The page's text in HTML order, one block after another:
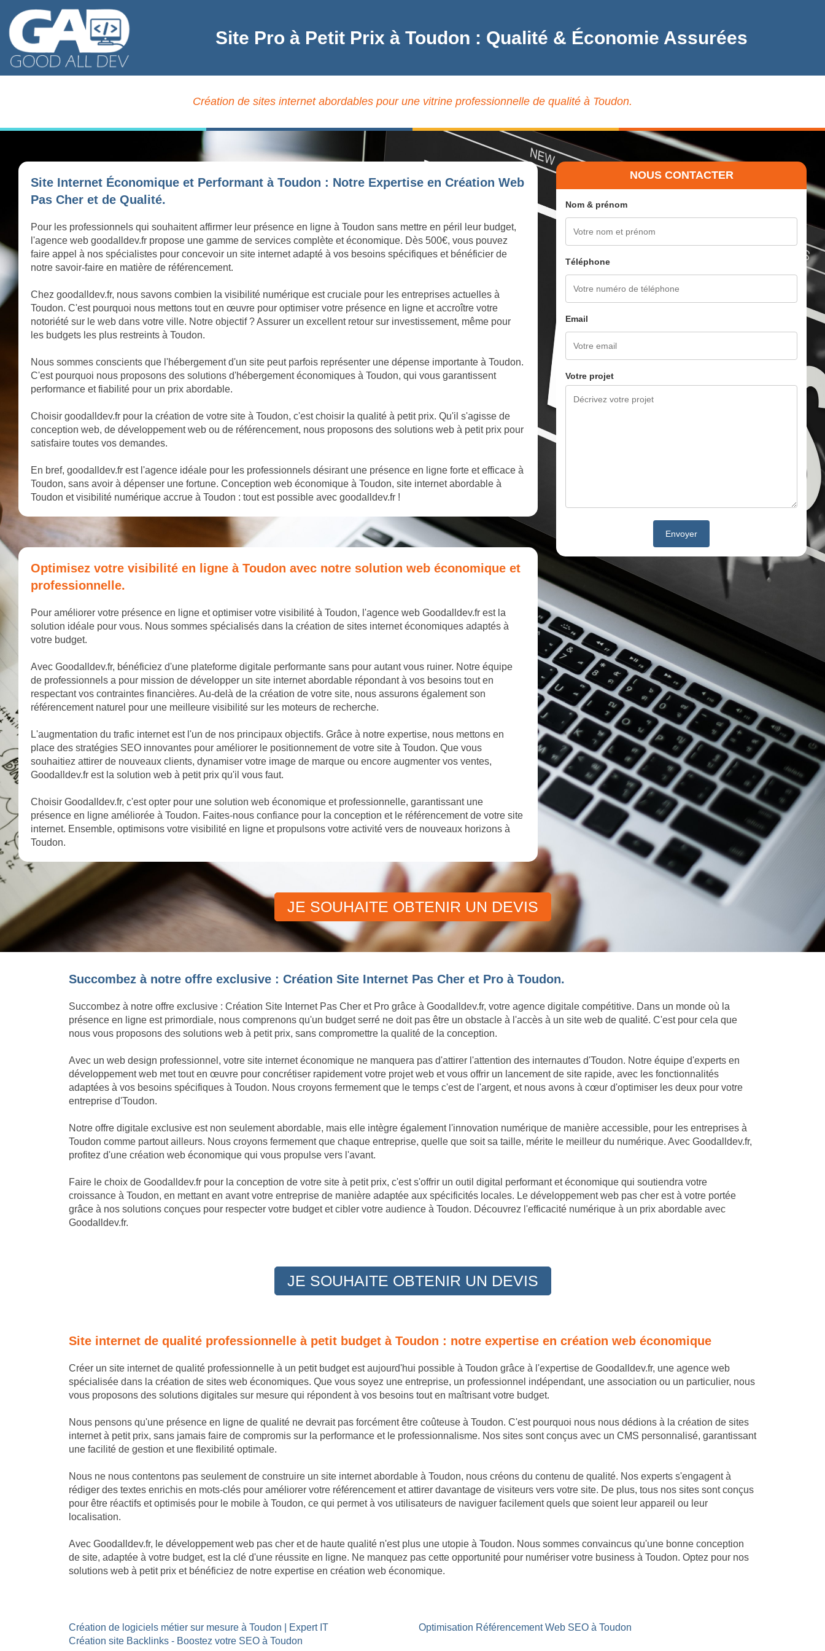
Site Pro à Petit Prix à Toudon : Qualité & Économie Assurées
Création de sites internet abordables pour une vitrine professionnelle de qualité à Toudon.
Site Internet Économique et Performant à Toudon : Notre Expertise en Création Web
Pas Cher et de Qualité.
Pour les professionnels qui souhaitent affirmer leur présence en ligne à Toudon sans mettre en péril leur budget,
l'agence web goodalldev.fr propose une gamme de services complète et économique. Dès 500€, vous pouvez
faire appel à nos spécialistes pour concevoir un site internet adapté à vos besoins spécifiques et bénéficier de
notre savoir-faire en matière de référencement.
Chez goodalldev.fr, nous savons combien la visibilité numérique est cruciale pour les entreprises actuelles à
Toudon. C'est pourquoi nous mettons tout en œuvre pour optimiser votre présence en ligne et accroître votre
notoriété sur le web dans votre ville. Notre objectif ? Assurer un excellent retour sur investissement, même pour
les budgets les plus restreints à Toudon.
Nous sommes conscients que l'hébergement d'un site peut parfois représenter une dépense importante à Toudon.
C'est pourquoi nous proposons des solutions d'hébergement économiques à Toudon, qui vous garantissent
performance et fiabilité pour un prix abordable.
Choisir goodalldev.fr pour la création de votre site à Toudon, c'est choisir la qualité à petit prix. Qu'il s'agisse de
conception web, de développement web ou de référencement, nous proposons des solutions web à petit prix pour
satisfaire toutes vos demandes.
En bref, goodalldev.fr est l'agence idéale pour les professionnels désirant une présence en ligne forte et efficace à
Toudon, sans avoir à dépenser une fortune. Conception web économique à Toudon, site internet abordable à
Toudon et visibilité numérique accrue à Toudon : tout est possible avec goodalldev.fr !
Optimisez votre visibilité en ligne à Toudon avec notre solution web économique et
professionnelle.
Pour améliorer votre présence en ligne et optimiser votre visibilité à Toudon, l'agence web Goodalldev.fr est la
solution idéale pour vous. Nous sommes spécialisés dans la création de sites internet économiques adaptés à
votre budget.
Avec Goodalldev.fr, bénéficiez d'une plateforme digitale performante sans pour autant vous ruiner. Notre équipe
de professionnels a pour mission de développer un site internet abordable répondant à vos besoins tout en
respectant vos contraintes financières. Au-delà de la création de votre site, nous assurons également son
référencement naturel pour une meilleure visibilité sur les moteurs de recherche.
L'augmentation du trafic internet est l'un de nos principaux objectifs. Grâce à notre expertise, nous mettons en
place des stratégies SEO innovantes pour améliorer le positionnement de votre site à Toudon. Que vous
souhaitiez attirer de nouveaux clients, dynamiser votre image de marque ou encore augmenter vos ventes,
Goodalldev.fr est la solution web à petit prix qu'il vous faut.
Choisir Goodalldev.fr, c'est opter pour une solution web économique et professionnelle, garantissant une
présence en ligne améliorée à Toudon. Faites-nous confiance pour la conception et le référencement de votre site
internet. Ensemble, optimisons votre visibilité en ligne et propulsons votre activité vers de nouveaux horizons à
Toudon.
NOUS CONTACTER
Nom & prénom
Téléphone
Email
Votre projet
JE SOUHAITE OBTENIR UN DEVIS
Succombez à notre offre exclusive : Création Site Internet Pas Cher et Pro à Toudon.
Succombez à notre offre exclusive : Création Site Internet Pas Cher et Pro grâce à Goodalldev.fr, votre agence digitale compétitive. Dans un monde où la
présence en ligne est primordiale, nous comprenons qu'un budget serré ne doit pas être un obstacle à l'accès à un site web de qualité. C'est pour cela que
nous vous proposons des solutions web à petit prix, sans compromettre la qualité de la conception.
Avec un web design professionnel, votre site internet économique ne manquera pas d'attirer l'attention des internautes d'Toudon. Notre équipe d'experts en
développement web met tout en œuvre pour concrétiser rapidement votre projet web et vous offrir un lancement de site rapide, avec les fonctionnalités
adaptées à vos besoins spécifiques à Toudon. Nous croyons fermement que le temps c'est de l'argent, et nous avons à cœur d'optimiser les deux pour votre
entreprise d'Toudon.
Notre offre digitale exclusive est non seulement abordable, mais elle intègre également l'innovation numérique de manière accessible, pour les entreprises à
Toudon comme partout ailleurs. Nous croyons fermement que chaque entreprise, quelle que soit sa taille, mérite le meilleur du numérique. Avec Goodalldev.fr,
profitez d'une création web économique qui vous propulse vers l'avant.
Faire le choix de Goodalldev.fr pour la conception de votre site à petit prix, c'est s'offrir un outil digital performant et économique qui soutiendra votre
croissance à Toudon, en mettant en avant votre entreprise de manière adaptée aux spécificités locales. Le développement web pas cher est à votre portée
grâce à nos solutions conçues pour respecter votre budget et cibler votre audience à Toudon. Découvrez l'efficacité numérique à un prix abordable avec
Goodalldev.fr.
JE SOUHAITE OBTENIR UN DEVIS
Site internet de qualité professionnelle à petit budget à Toudon : notre expertise en création web économique
Créer un site internet de qualité professionnelle à un petit budget est aujourd'hui possible à Toudon grâce à l'expertise de Goodalldev.fr, une agence web
spécialisée dans la création de sites web économiques. Que vous soyez une entreprise, un professionnel indépendant, une association ou un particulier, nous
vous proposons des solutions digitales sur mesure qui répondent à vos besoins tout en maîtrisant votre budget.
Nous pensons qu'une présence en ligne de qualité ne devrait pas forcément être coûteuse à Toudon. C'est pourquoi nous nous dédions à la création de sites
internet à petit prix, sans jamais faire de compromis sur la performance et le professionnalisme. Nos sites sont conçus avec un CMS personnalisé, garantissant
une facilité de gestion et une flexibilité optimale.
Nous ne nous contentons pas seulement de construire un site internet abordable à Toudon, nous créons du contenu de qualité. Nos experts s'engagent à
rédiger des textes enrichis en mots-clés pour améliorer votre référencement et attirer davantage de visiteurs vers votre site. De plus, tous nos sites sont conçus
pour être réactifs et optimisés pour le mobile à Toudon, ce qui permet à vos utilisateurs de naviguer facilement quels que soient leur appareil ou leur
localisation.
Avec Goodalldev.fr, le développement web pas cher et de haute qualité n'est plus une utopie à Toudon. Nous sommes convaincus qu'une bonne conception
de site, adaptée à votre budget, est la clé d'une réussite en ligne. Ne manquez pas cette opportunité pour numériser votre business à Toudon. Optez pour nos
solutions web à petit prix et bénéficiez de notre expertise en création web économique.
Création de logiciels métier sur mesure à Toudon | Expert IT
Création site Backlinks - Boostez votre SEO à Toudon
Optimisation Référencement Web SEO à Toudon